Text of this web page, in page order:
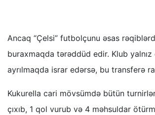
Ancaq “Çelsi” futbolçunu əsas
buraxmaqda tərəddüd edir. Klub
ayrılmaqda israr edərsə, bu transferə
Kukurella cari mövsümdə bütün
çıxıb, 1 qol vurub və 4 məhsuldar